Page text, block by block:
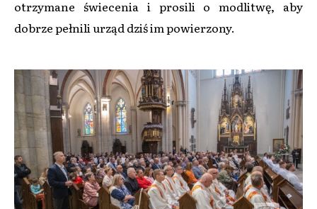
otrzymane świecenia i prosili o modlitwę, aby
dobrze pełnili urząd dziś im powierzony.